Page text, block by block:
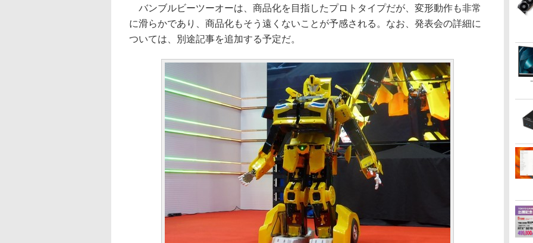
バンブルビーツーオーは、商品化を目指したプロトタイプだが、変形動作も非常
に滑らかであり、商品化もそう遠くないことが予感される。なお、発表会の詳細に
ついては、別途記事を追加する予定だ。